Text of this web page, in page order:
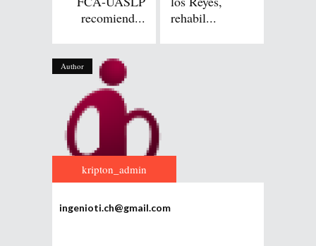
recomiend...
rehabil...
Author
kripton_admin
ingenioti.ch@gmail.com